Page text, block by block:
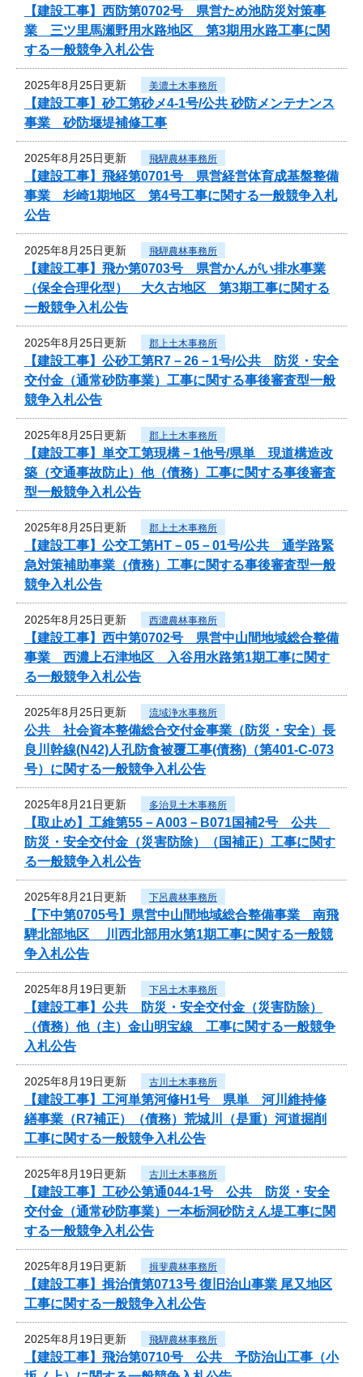
【建設工事】西防第0702号 県営ため池防災対策事
業 三ツ里馬瀬野用水路地区 第3期用水路工事に関
する一般競争入札公告
2025年8月25日更新 美濃土木事務所
【建設工事】砂工第砂メ4-1号/公共 砂防メンテナンス
事業 砂防堰堤補修工事
2025年8月25日更新 飛騨農林事務所
【建設工事】飛経第0701号 県営経営体育成基盤整備
事業 杉崎1期地区 第4号工事に関する一般競争入札
公告
2025年8月25日更新 飛騨農林事務所
【建設工事】飛か第0703号 県営かんがい排水事業
（保全合理化型） 大久古地区 第3期工事に関する
一般競争入札公告
2025年8月25日更新 郡上土木事務所
【建設工事】公砂工第R7－26－1号/公共 防災・安全
交付金（通常砂防事業）工事に関する事後審査型一般
競争入札公告
2025年8月25日更新 郡上土木事務所
【建設工事】単交工第現構－1他号/県単 現道構造改
築（交通事故防止）他（債務）工事に関する事後審査
型一般競争入札公告
2025年8月25日更新 郡上土木事務所
【建設工事】公交工第HT－05－01号/公共 通学路緊
急対策補助事業（債務）工事に関する事後審査型一般
競争入札公告
2025年8月25日更新 西濃農林事務所
【建設工事】西中第0702号 県営中山間地域総合整備
事業 西濃上石津地区 入谷用水路第1期工事に関す
る一般競争入札公告
2025年8月25日更新 流域浄水事務所
公共 社会資本整備総合交付金事業（防災・安全）長
良川幹線(N42)人孔防食被覆工事(債務)（第401-C-073
号）に関する一般競争入札公告
2025年8月21日更新 多治見土木事務所
【取止め】工維第55－A003－B071国補2号 公共
防災・安全交付金（災害防除）（国補正）工事に関す
る一般競争入札公告
2025年8月21日更新 下呂農林事務所
【下中第0705号】県営中山間地域総合整備事業 南飛
騨北部地区 川西北部用水第1期工事に関する一般競
争入札公告
2025年8月19日更新 下呂土木事務所
【建設工事】公共 防災・安全交付金（災害防除）
（債務）他（主）金山明宝線 工事に関する一般競争
入札公告
2025年8月19日更新 古川土木事務所
【建設工事】工河単第河修H1号 県単 河川維持修
繕事業（R7補正）（債務）荒城川（是重）河道掘削
工事に関する一般競争入札公告
2025年8月19日更新 古川土木事務所
【建設工事】工砂公第通044-1号 公共 防災・安全
交付金（通常砂防事業）一本栃洞砂防えん堤工事に関
する一般競争入札公告
2025年8月19日更新 揖斐農林事務所
【建設工事】揖治債第0713号 復旧治山事業 尾又地区
工事に関する一般競争入札公告
2025年8月19日更新 飛騨農林事務所
【建設工事】飛治第0710号 公共 予防治山工事（小